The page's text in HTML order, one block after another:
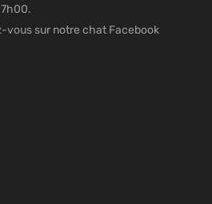
vous sur notre chat Facebook